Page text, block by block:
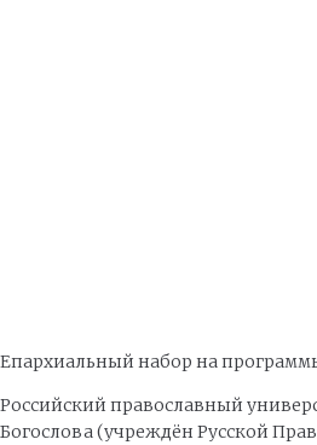
Епархиальный набор на
Российский православный
Богослова (учреждён Русской